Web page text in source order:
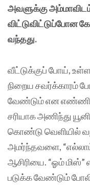
அவளுக்கு
விட்டுவிட்டுப்போன
வந்தது.
வீட்டுக்குப் போய்,
நிறைய சவர்க்காரம்
வேண்டும் என
சரியாக அணிந்து
கொண்டு வெளியில்
அமர்ந்தவளை,
ஆசிரியை. “ஓம்
படுக்க வேண்டும்